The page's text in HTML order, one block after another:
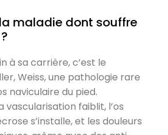
maladie dont souffre
à sa carrière, c’est le
Weiss, une pathologie rare
naviculaire du pied.
faiblit, l’os
s’installe, et les douleurs